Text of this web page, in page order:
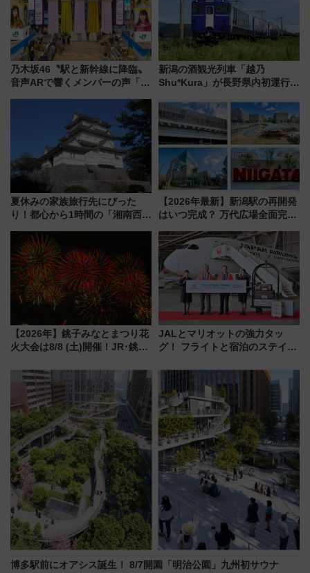
を楽しんで
乃木坂46〝駅と新幹線に降臨〟
音声ARで響くメンバーの声「真
新潟の酒観光列車「越乃
Shu*Kura」が長野県内初運行！
別企画
夏休みの家族旅行先にぴった
り！都心から1時間の「湘南西エ
島とは異なる魅力を持つ今夏の
注目スポット
【2026年最新】新潟駅の再開発
はいつ完成？ 万代広場全面完成
開発、バスタ新潟構想まで徹底
解説！
【2026年】銚子みなとまつり花
火大会は8/8 (土)開催！JR･銚子
報、利根川に咲く8,000発の大迫
力＆屋台を満喫
JALとマリオットの強力タッ
グ！ フライトと宿泊のステイタ
上級会員資格を効率よく獲得す
る方法を解説
博多駅前にオアシス誕生！ 8/7開園「明治公園」九州初サウナ